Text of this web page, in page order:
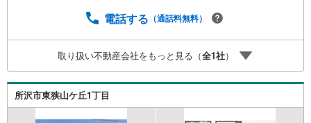
電話する （通話料無料）
取り扱い不動産会社をもっと見る（全1社）
所沢市東狭山ケ丘1丁目